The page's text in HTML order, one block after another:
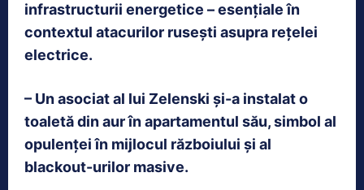
infrastructurii energetice – esențiale în
contextul atacurilor rusești asupra rețelei
electrice.
– Un asociat al lui Zelenski și-a instalat o
toaletă din aur în apartamentul său, simbol al
opulenței în mijlocul războiului și al
blackout-urilor masive.